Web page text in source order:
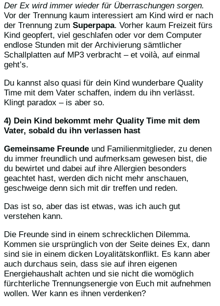
Der Ex wird immer wieder für Überraschungen sorgen.
Vor der Trennung kaum interessiert am Kind wird er nach
der Trennung zum Superpapa. Vorher kaum Freizeit fürs
Kind geopfert, viel geschlafen oder vor dem Computer
endlose Stunden mit der Archivierung sämtlicher
Schallplatten auf MP3 verbracht – et voilà, auf einmal
geht’s.
Du kannst also quasi für dein Kind wunderbare Quality
Time mit dem Vater schaffen, indem du ihn verlässt.
Klingt paradox – is aber so.
4) Dein Kind bekommt mehr Quality Time mit dem
Vater, sobald du ihn verlassen hast
Gemeinsame Freunde und Familienmitglieder, zu denen
du immer freundlich und aufmerksam gewesen bist, die
du bewirtet und dabei auf ihre Allergien besonders
geachtet hast, werden dich nicht mehr anschauen,
geschweige denn sich mit dir treffen und reden.
Das ist so, aber das ist etwas, was ich auch gut
verstehen kann.
Die Freunde sind in einem schrecklichen Dilemma.
Kommen sie ursprünglich von der Seite deines Ex, dann
sind sie in einem dicken Loyalitätskonflikt. Es kann aber
auch durchaus sein, dass sie auf ihren eigenen
Energiehaushalt achten und sie nicht die womöglich
fürchterliche Trennungsenergie von Euch mit aufnehmen
wollen. Wer kann es ihnen verdenken?